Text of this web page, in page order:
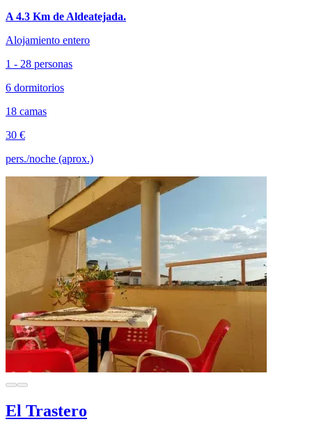
A 4.3 Km de Aldeatejada.
Alojamiento entero
1 - 28 personas
6 dormitorios
18 camas
30 €
pers./noche (aprox.)
El Trastero